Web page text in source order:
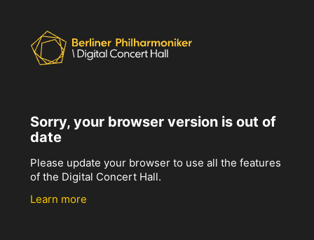
Sorry, your browser version is out of
date
Please update your browser to use all the features
of the Digital Concert Hall.
Learn more